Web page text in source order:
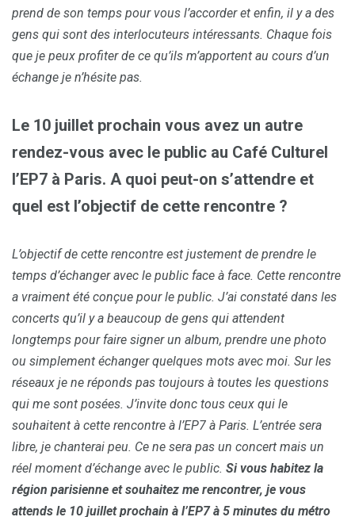
prend de son temps pour vous l’accorder et enfin, il y a des
gens qui sont des interlocuteurs intéressants. Chaque fois
que je peux profiter de ce qu’ils m’apportent au cours d’un
échange je n’hésite pas.
Le 10 juillet prochain vous avez un autre
rendez-vous avec le public au Café Culturel
l’EP7 à Paris. A quoi peut-on s’attendre et
quel est l’objectif de cette rencontre ?
L’objectif de cette rencontre est justement de prendre le
temps d’échanger avec le public face à face. Cette rencontre
a vraiment été conçue pour le public. J’ai constaté dans les
concerts qu’il y a beaucoup de gens qui attendent
longtemps pour faire signer un album, prendre une photo
ou simplement échanger quelques mots avec moi. Sur les
réseaux je ne réponds pas toujours à toutes les questions
qui me sont posées. J’invite donc tous ceux qui le
souhaitent à cette rencontre à l’EP7 à Paris. L’entrée sera
libre, je chanterai peu. Ce ne sera pas un concert mais un
réel moment d’échange avec le public. Si vous habitez la
région parisienne et souhaitez me rencontrer, je vous
attends le 10 juillet prochain à l’EP7 à 5 minutes du métro